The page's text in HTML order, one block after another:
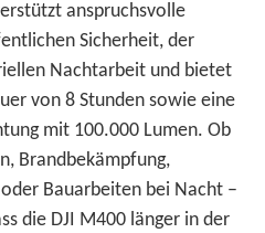
anspruchsvolle
Sicherheit, der
Nachtarbeit und bietet
von 8 Stunden sowie eine
mit 100.000 Lumen. Ob
Brandbekämpfung,
Bauarbeiten bei Nacht –
die DJI M400 länger in der